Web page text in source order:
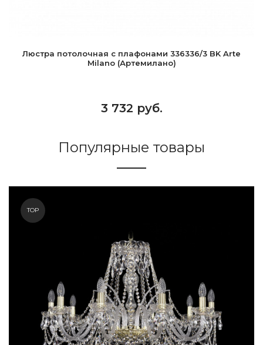
Люстра потолочная с плафонами 336336/3 BK Arte
Milano (Артемилано)
3 732 руб.
Популярные товары
TOP